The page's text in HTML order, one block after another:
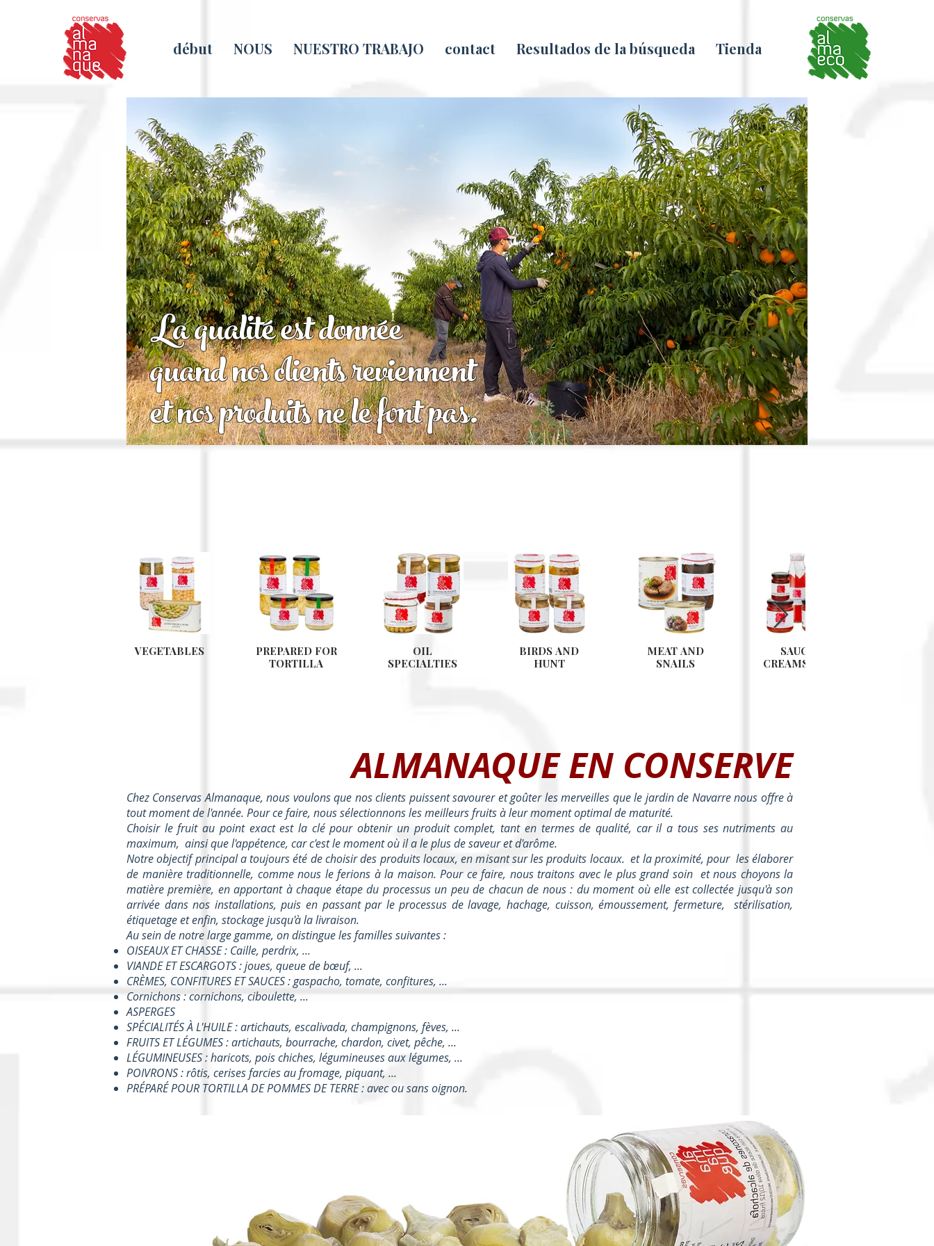
début NOUS NUESTRO TRABAJO contact Resultados de la búsqueda Tienda
La qualité est donnée
quand nos clients reviennent
et nos produits ne le font pas.
VEGETABLES
PREPARED FOR
TORTILLA
OIL
SPECIALTIES
BIRDS AND
HUNT
MEAT AND
SNAILS
SAUCES,
CREAMS, JAMS
ALMANAQUE EN CONSERVE
Chez Conservas Almanaque, nous voulons que nos clients puissent savourer et goûter les merveilles que le jardin de Navarre nous offre à
tout moment de l'année. Pour ce faire, nous sélectionnons les meilleurs fruits à leur moment optimal de maturité.
Choisir le fruit au point exact est la clé pour obtenir un produit complet, tant en termes de qualité, car il a tous ses nutriments au
maximum, ainsi que l'appétence, car c'est le moment où il a le plus de saveur et d'arôme.
Notre objectif principal a toujours été de choisir des produits locaux, en misant sur les produits locaux. et la proximité, pour les élaborer
de manière traditionnelle, comme nous le ferions à la maison. Pour ce faire, nous traitons avec le plus grand soin et nous choyons la
matière première, en apportant à chaque étape du processus un peu de chacun de nous : du moment où elle est collectée jusqu'à son
arrivée dans nos installations, puis en passant par le processus de lavage, hachage, cuisson, émoussement, fermeture,
stérilisation,
étiquetage et enfin, stockage jusqu'à la livraison.
Au sein de notre large gamme, on distingue les familles suivantes :
OISEAUX ET CHASSE : Caille, perdrix, ...
VIANDE ET ESCARGOTS : joues, queue de bœuf, ...
CRÈMES, CONFITURES ET SAUCES : gaspacho, tomate, confitures, ...
Cornichons : cornichons, ciboulette, ...
ASPERGES
SPÉCIALITÉS À L'HUILE : artichauts, escalivada, champignons, fèves, ...
FRUITS ET LÉGUMES : artichauts, bourrache, chardon, civet, pêche, ...
LÉGUMINEUSES : haricots, pois chiches, légumineuses aux légumes, ...
POIVRONS : rôtis, cerises farcies au fromage, piquant, ...
PRÉPARÉ POUR TORTILLA DE POMMES DE TERRE : avec ou sans oignon.